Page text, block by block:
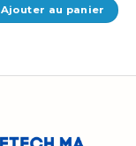
Ajouter au panier